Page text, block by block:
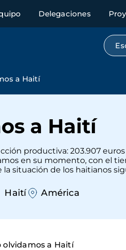
Delegaciones
a Haití
a Haití
productiva: 203.907
en su momento, con el
situación de los haitianos
Haití América
olvidamos a Haití